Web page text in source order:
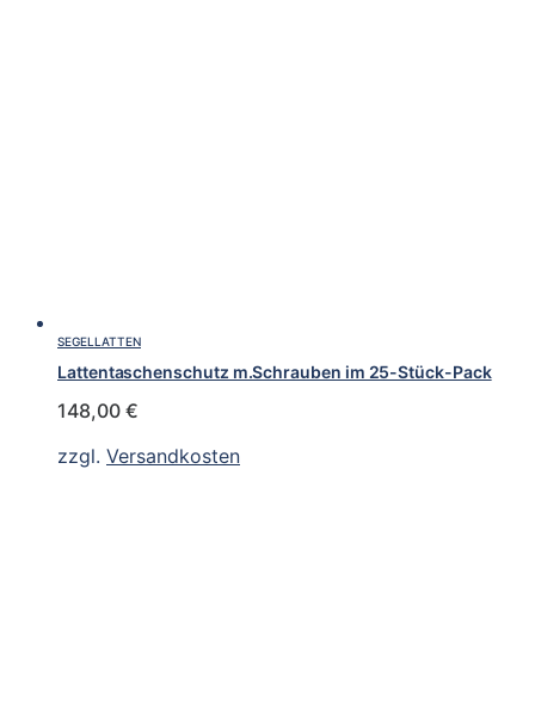
SEGELLATTEN
Lattentaschenschutz m.Schrauben im 25-Stück-Pack
148,00 €
zzgl. Versandkosten